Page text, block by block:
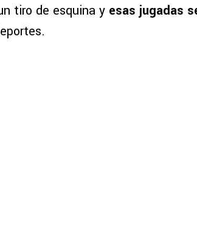
tiro de esquina y esas jugadas